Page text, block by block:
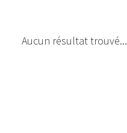
Aucun résultat trouvé...